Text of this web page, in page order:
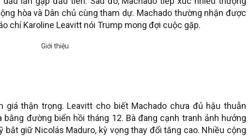
hòa và Dân chủ cùng tham dự. Machado thường nhận được
chí Karoline Leavitt nói Trump mong đợi cuộc gặp.
giá thận trọng. Leavitt cho biết Machado chưa đủ hậu thuẫn
đường biển hồi tháng 12. Bà đang cạnh tranh ảnh hưởng
bắt giữ Nicolás Maduro, kỳ vọng thay đổi tăng cao. Nhiều cộng